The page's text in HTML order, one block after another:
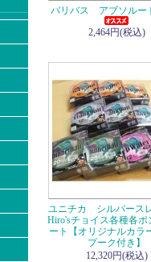
バリバス アブソルー
2,464円(税込)
ユニチカ シルバー
Hiro'sチョイス各種各ポ
ート【オリジナルカラ
プーク付き】
12,320円(税込)